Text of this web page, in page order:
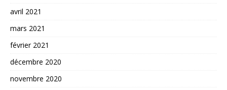
avril 2021
mars 2021
février 2021
décembre 2020
novembre 2020